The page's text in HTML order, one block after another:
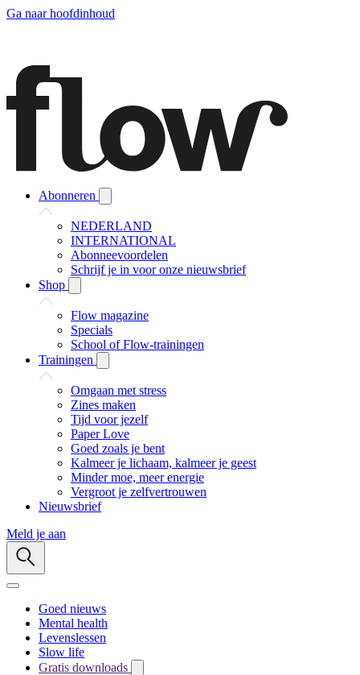
Ga naar hoofdinhoud
Abonneren
NEDERLAND
INTERNATIONAL
Abonneevoordelen
Schrijf je in voor onze nieuwsbrief
Shop
Flow magazine
Specials
School of Flow-trainingen
Trainingen
Omgaan met stress
Zines maken
Tijd voor jezelf
Paper Love
Goed zoals je bent
Kalmeer je lichaam, kalmeer je geest
Minder moe, meer energie
Vergroot je zelfvertrouwen
Nieuwsbrief
Meld je aan
Goed nieuws
Mental health
Levenslessen
Slow life
Gratis downloads